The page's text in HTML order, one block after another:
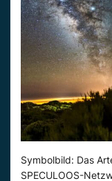
Symbolbild: Das
SPECULOOS-